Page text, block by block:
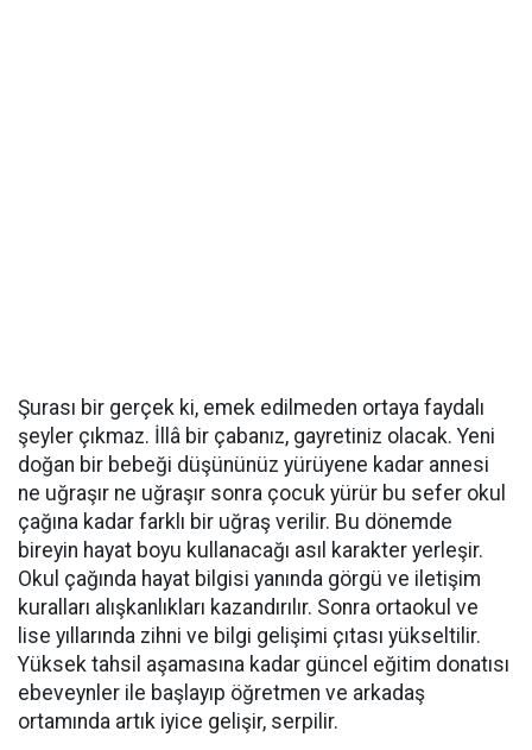
Şurası bir gerçek ki, emek edilmeden ortaya faydalı
şeyler çıkmaz. İllâ bir çabanız, gayretiniz olacak. Yeni
doğan bir bebeği düşününüz yürüyene kadar annesi
ne uğraşır ne uğraşır sonra çocuk yürür bu sefer okul
çağına kadar farklı bir uğraş verilir. Bu dönemde
bireyin hayat boyu kullanacağı asıl karakter yerleşir.
Okul çağında hayat bilgisi yanında görgü ve iletişim
kuralları alışkanlıkları kazandırılır. Sonra ortaokul ve
lise yıllarında zihni ve bilgi gelişimi çıtası yükseltilir.
Yüksek tahsil aşamasına kadar güncel eğitim donatısı
ebeveynler ile başlayıp öğretmen ve arkadaş
ortamında artık iyice gelişir, serpilir.